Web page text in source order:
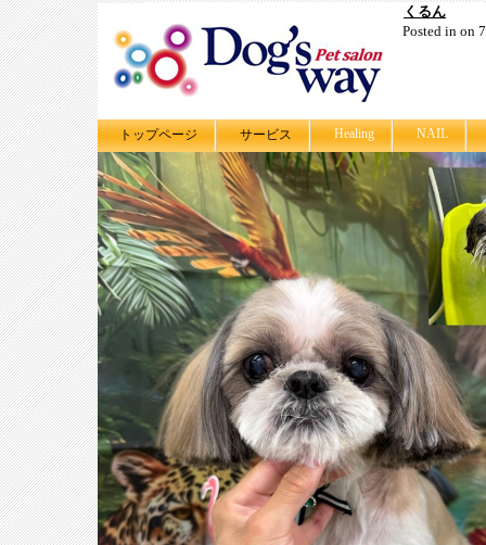
トップページ サービス Healing NAIL
くるん
Posted in on